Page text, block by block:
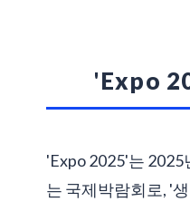
'Expo
'Expo 2025'는
는 국제박람회로, '